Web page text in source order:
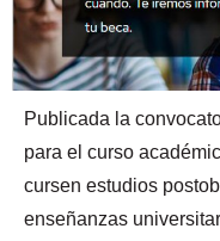
Publicada la
para el curso
cursen estudios
enseñanzas